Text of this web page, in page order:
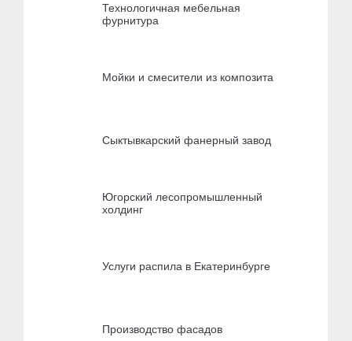
Технологичная мебельная
фурнитура
Мойки и смесители из композита
Сыктывкарский фанерный завод
Югорский лесопромышленный
холдинг
Услуги распила в Екатеринбурге
Производство фасадов